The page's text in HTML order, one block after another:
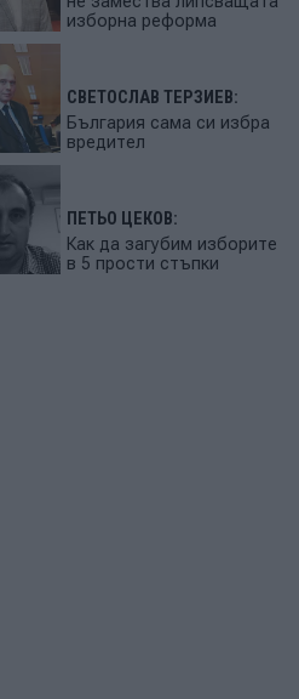
изборна реформа
СВЕТОСЛАВ ТЕРЗИЕВ:
България сама си избра
вредител
ПЕТЬО ЦЕКОВ:
Как да загубим изборите
в 5 прости стъпки